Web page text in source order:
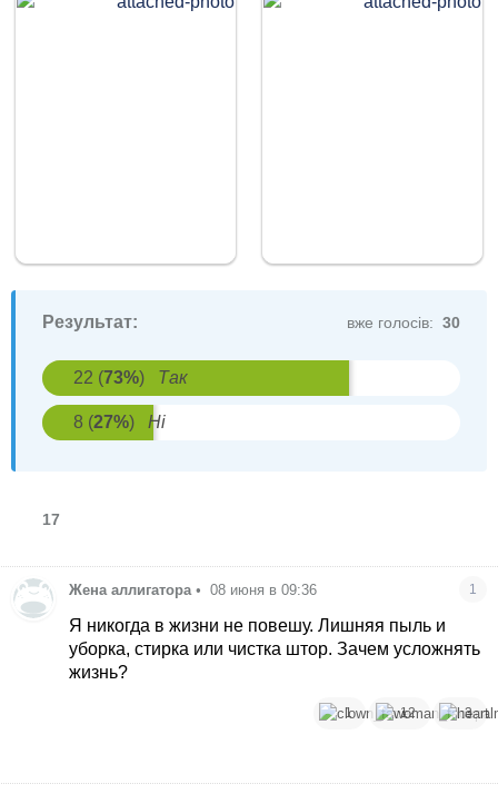
Результат: вже голосів: 30
22 (73%) Так
8 (27%) Ні
17
Жена аллигатора • 08 июня в 09:36 1
Я никогда в жизни не повешу. Лишняя пыль и
уборка, стирка или чистка штор. Зачем усложнять
жизнь?
1 12 3